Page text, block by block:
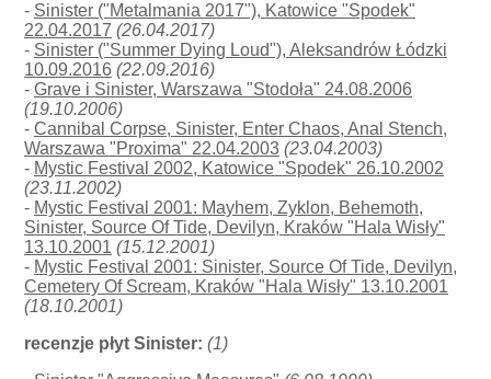
- Sinister ("Metalmania 2017"), Katowice "Spodek"
22.04.2017 (26.04.2017)
- Sinister ("Summer Dying Loud"), Aleksandrów Łódzki
10.09.2016 (22.09.2016)
-Grave i Sinister, Warszawa "Stodoła" 24.08.2006
(19.10.2006)
-Cannibal Corpse, Sinister, Enter Chaos, Anal Stench,
Warszawa "Proxima" 22.04.2003 (23.04.2003)
- Mystic Festival 2002, Katowice "Spodek" 26.10.2002
(23.11.2002)
- Mystic Festival 2001: Mayhem, Zyklon, Behemoth,
Sinister, Source Of Tide, Devilyn, Kraków "Hala Wisły"
13.10.2001 (15.12.2001)
- Mystic Festival 2001: Sinister, Source Of Tide, Devilyn,
Cemetery Of Scream, Kraków "Hala Wisły" 13.10.2001
(18.10.2001)
recenzje płyt Sinister: (1)